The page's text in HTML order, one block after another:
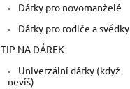
Dárky pro novomanželé
Dárky pro rodiče a svědky
TIP NA DÁREK
Univerzální dárky (když
nevíš)